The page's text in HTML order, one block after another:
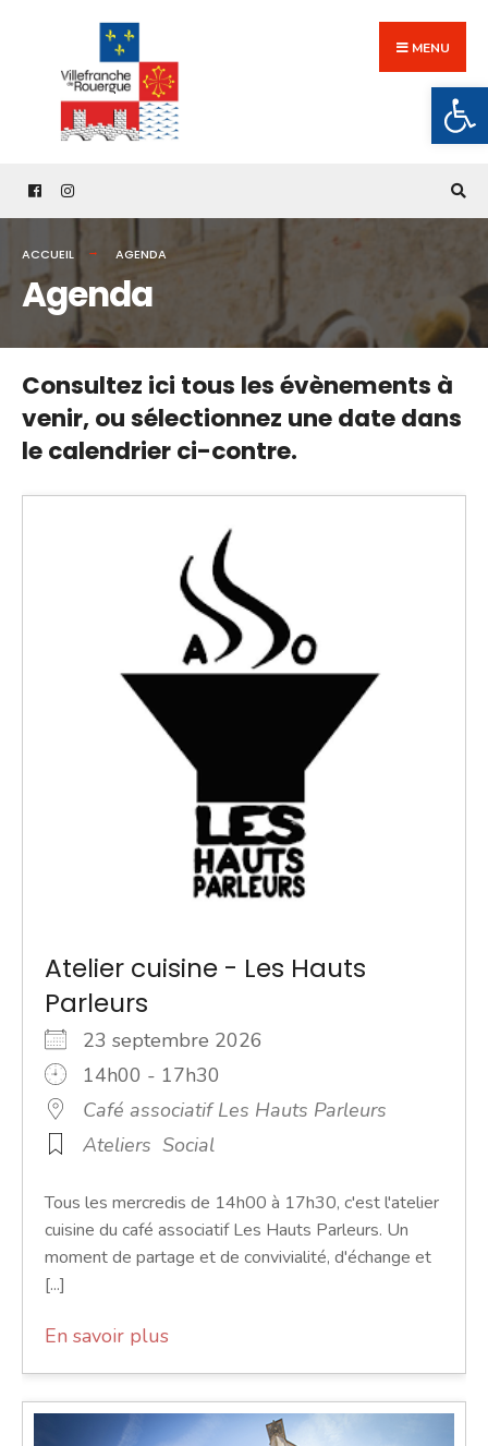
content
MENU
ACCUEIL AGENDA
Agenda
Consultez ici tous les évènements à
venir,ou sélectionnez une date dans
le calendrier ci-contre.
Atelier cuisine - Les Hauts
Parleurs
23 septembre 2026
14h00 - 17h30
Café associatif Les Hauts Parleurs
Ateliers Social
Tous les mercredis de 14h00 à 17h30, c'est l'atelier
cuisine du café associatif Les Hauts Parleurs. Un
moment de partage et de convivialité, d'échange et
[...]
En savoir plus